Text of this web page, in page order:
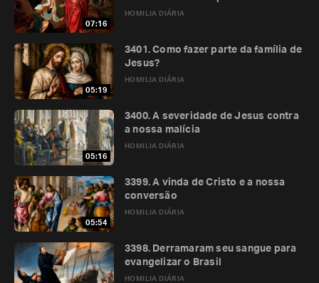
07:16
HOMILIA DIÁRIA
05:19
HOMILIA DIÁRIA
3401. Como fazer parte da família de
Jesus?
05:16
HOMILIA DIÁRIA
3400. A severidade de Jesus contra
a nossa malícia
05:54
HOMILIA DIÁRIA
3399. A vinda de Cristo e a nossa
conversão
HOMILIA DIÁRIA
3398. Derramaram seu sangue para
evangelizar o Brasil